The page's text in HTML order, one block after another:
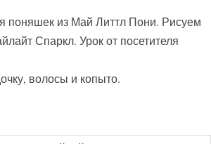
поняшек из Май Литтл Пони. Рисуем
Спаркл. Урок от посетителя
волосы и копыто.